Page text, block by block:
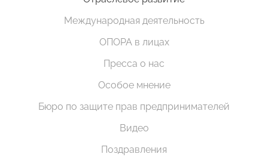
Международная деятельность
ОПОРА в лицах
Пресса о нас
Особое мнение
Бюро по защите прав предпринимателей
Видео
Поздравления